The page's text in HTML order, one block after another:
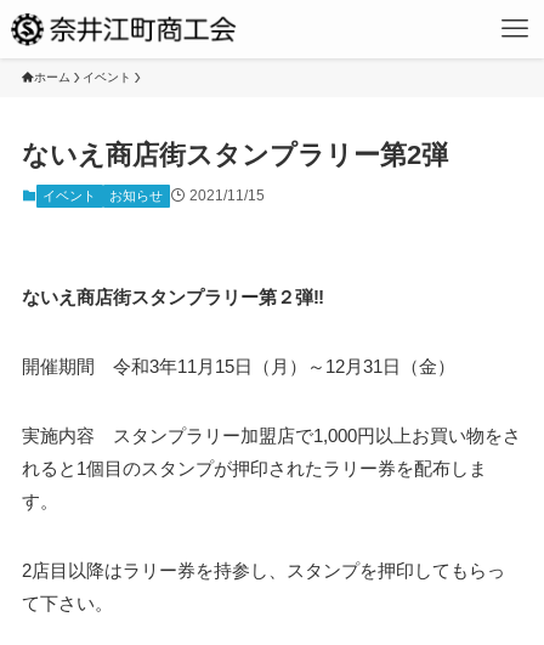
ホーム イベント
ないえ商店街スタンプラリー第2弾
イベント お知らせ 2021/11/15
ないえ商店街スタンプラリー第２弾‼
開催期間 令和3年11月15日（月）～12月31日（金）
実施内容 スタンプラリー加盟店で1,000円以上お買い物をさ
れると1個目のスタンプが押印されたラリー券を配布しま
す。
2店目以降はラリー券を持参し、スタンプを押印してもらっ
て下さい。